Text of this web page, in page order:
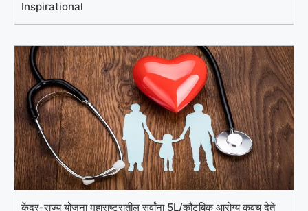
Inspirational
केंद्र-राज्य योजना महाराष्ट्रातील सर्वांना 5L/कौटुंबिक आरोग्य कवच देते